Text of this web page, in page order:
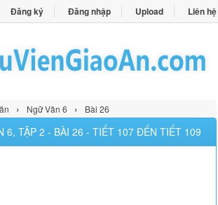
Đăng ký Đăng nhập Upload Liên hệ
› Ngữ Văn 6 › Bài 26
6, TẬP 2 - BÀI 26 - TIẾT 107 ĐẾN TIẾT 109